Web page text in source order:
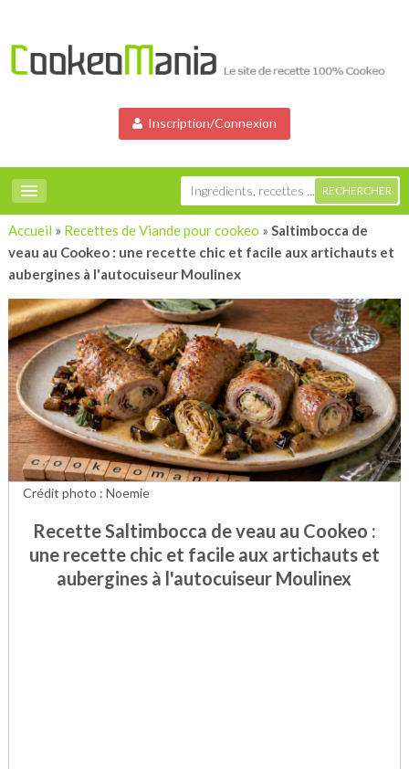
Inscription/Connexion
Accueil » Recettes de Viande pour cookeo » Saltimbocca de
veau au Cookeo : une recette chic et facile aux artichauts et
aubergines à l'autocuiseur Moulinex
Recette Saltimbocca de veau au Cookeo :
une recette chic et facile aux artichauts et
aubergines à l'autocuiseur Moulinex
Crédit photo : Noemie